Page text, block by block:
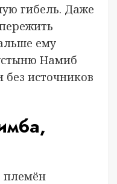
гибель. Даже
ему
Намиб
источников
племён